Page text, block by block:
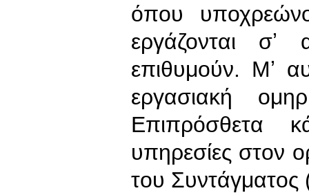
όπου
εργάζονται σʼ
επιθυμούν. Μʼ
εργασιακή
Επιπρόσθετα
υπηρεσίες στον
του